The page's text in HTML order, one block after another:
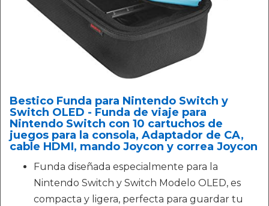
Bestico Funda para Nintendo Switch y
Switch OLED - Funda de viaje para
Nintendo Switch con 10 cartuchos de
juegos para la consola, Adaptador de CA,
cable HDMI, mando Joycon y correa Joycon
Funda diseñada especialmente para la
Nintendo Switch y Switch Modelo OLED, es
compacta y ligera, perfecta para guardar tu